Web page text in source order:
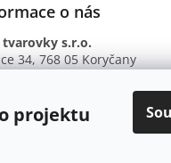
projektu
o nás
tvarovky s.r.o.
34, 768 05 Koryčany
2301934375/2010 (Fio